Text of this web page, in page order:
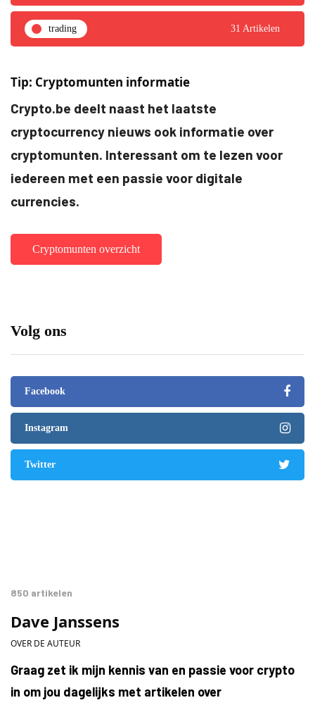
trading 31 Artikelen
Tip: Cryptomunten informatie
Crypto.be deelt naast het laatste
cryptocurrency nieuws ook informatie over
cryptomunten. Interessant om te lezen voor
iedereen met een passie voor digitale
currencies.
Cryptomunten overzicht
Volg ons
Facebook
Instagram
Twitter
850 artikelen
Dave Janssens
OVER DE AUTEUR
Graag zet ik mijn kennis van en passie voor crypto
in om jou dagelijks met artikelen over